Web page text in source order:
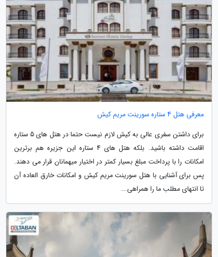
معرفی هتل 4 ستاره سورینت مریم کیش
برای داشتن سفری عالی به کیش لازم نیست حتما در هتل های 5 ستاره
اقامت داشته باشید. بلکه هتل های 4 ستاره این جزیره هم برترین
امکانات را با پرداخت مبلغ بسیار کمتر در اختیار میهمانان قرار می دهند.
پس برای آشنایی با هتل سورینت مریم کیش و امکانات خارق العاده آن
تا انتهای مطلب ما را همراهی...